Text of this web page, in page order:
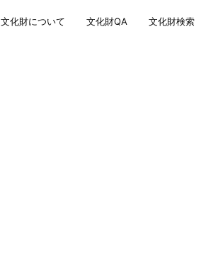
文化財について 文化財QA 文化財検索